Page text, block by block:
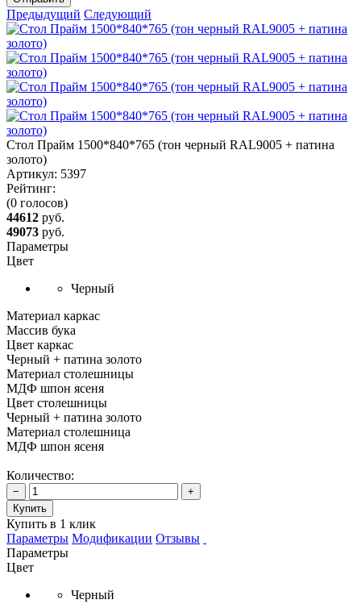
Предыдущий Следующий
Стол Прайм 1500*840*765 (тон черный RAL9005 + патина
золото)
Артикул: 5397
Рейтинг:
(0 голосов)
44612 руб.
49073 руб.
Параметры
Цвет
Черный
Материал каркас
Массив бука
Цвет каркас
Черный + патина золото
Материал столешницы
МДФ шпон ясеня
Цвет столешницы
Черный + патина золото
Материал столешница
МДФ шпон ясеня
Количество:
−
+
Купить
Купить в 1 клик
Параметры Модификации Отзывы
Параметры
Цвет
Черный